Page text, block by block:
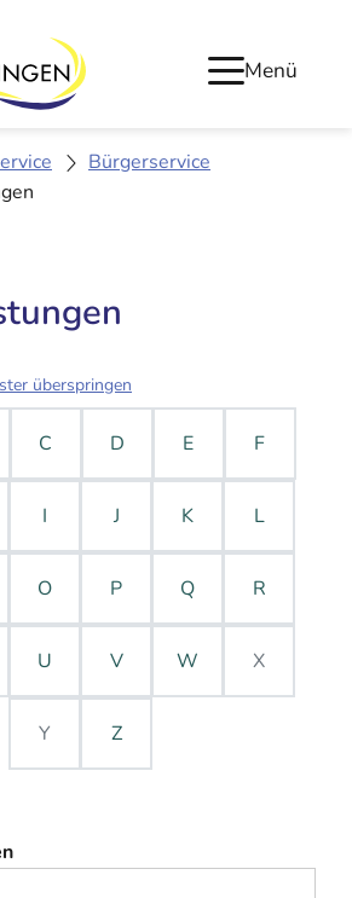
Menü
Bürgerservice
überspringen
C D E F
I J K L
O P Q R
U V W X
Y Z